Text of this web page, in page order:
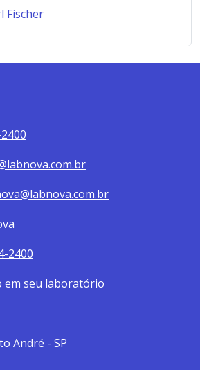
Fischer
2400
em seu laboratório
André - SP